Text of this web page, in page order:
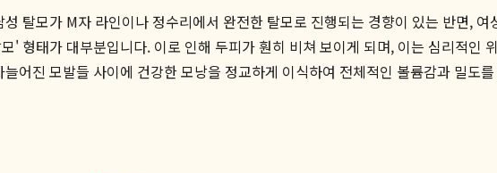
탈모가 M자 라인이나 정수리에서 완전한 탈모로 진행되는 경향이 있는 반면,
' 형태가 대부분입니다. 이로 인해 두피가 훤히 비쳐 보이게 되며, 이는 심리적인
어진 모발들 사이에 건강한 모낭을 정교하게 이식하여 전체적인 볼륨감과 밀도